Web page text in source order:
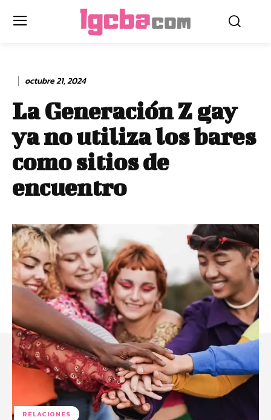
octubre 21, 2024
La Generación Z gay
ya no utiliza los bares
como sitios de
encuentro
RELACIONES